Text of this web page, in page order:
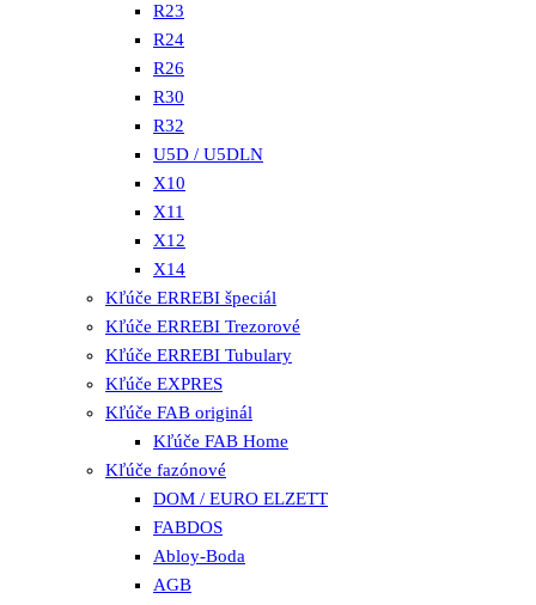
R23
R24
R26
R30
R32
U5D / U5DLN
X10
X11
X12
X14
Kľúče ERREBI špeciál
Kľúče ERREBI Trezorové
Kľúče ERREBI Tubulary
Kľúče EXPRES
Kľúče FAB originál
Kľúče FAB Home
Kľúče fazónové
DOM / EURO ELZETT
FABDOS
Abloy-Boda
AGB